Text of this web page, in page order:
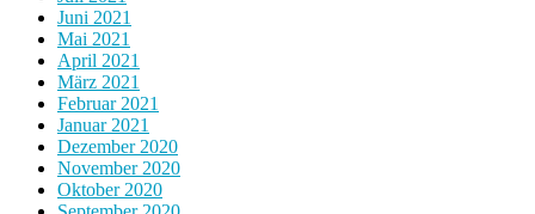
Juni 2021
Mai 2021
April 2021
März 2021
Februar 2021
Januar 2021
Dezember 2020
November 2020
Oktober 2020